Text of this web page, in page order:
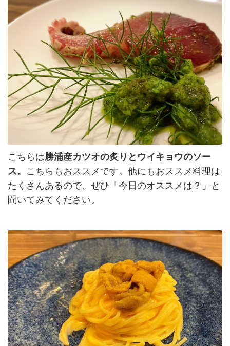
こちらは勝浦産カツオの炙りとウイキョウのソー
ス。 こちらもおススメです。他にもおススメ料理は
たくさんあるので、ぜひ「今日のオススメは？」と
聞いてみてください。